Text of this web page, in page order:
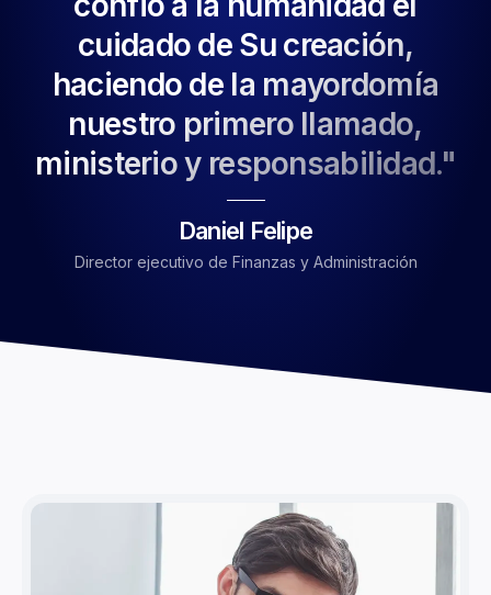
cuidado de Su creación,
haciendo de la mayordomía
nuestro primero llamado,
ministerio y responsabilidad."
Daniel Felipe
Director ejecutivo de Finanzas y Administración